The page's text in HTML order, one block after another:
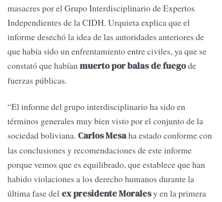
masacres por el Grupo Interdisciplinario de Expertos
Independientes de la CIDH. Urquieta explica que el
informe desechó la idea de las autoridades anteriores de
que había sido un enfrentamiento entre civiles, ya que se
constató que habíanmuerto por balas de fuegode
fuerzas públicas.
“El informe del grupo interdisciplinario ha sido en
términos generales muy bien visto por el conjunto de la
sociedad boliviana. Carlos Mesaha estado conforme con
las conclusiones y recomendaciones de este informe
porque vemos que es equilibrado, que establece que han
habido violaciones a los derecho humanos durante la
última fase del ex presidente Moralesy en la primera